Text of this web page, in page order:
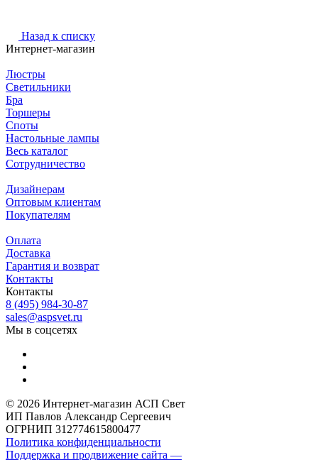
Назад к списку
Интернет-магазин
Люстры
Светильники
Бра
Торшеры
Споты
Настольные лампы
Весь каталог
Сотрудничество
Дизайнерам
Оптовым клиентам
Покупателям
Оплата
Доставка
Гарантия и возврат
Контакты
Контакты
8 (495) 984-30-87
sales@aspsvet.ru
Мы в соцсетях
© 2026 Интернет-магазин АСП Свет
ИП Павлов Александр Сергеевич
ОГРНИП 312774615800477
Политика конфиденциальности
Поддержка и продвижение сайта —